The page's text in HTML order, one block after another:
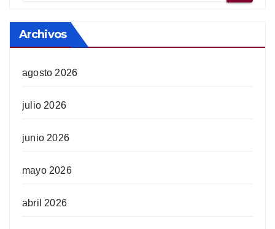
Archivos
agosto 2026
julio 2026
junio 2026
mayo 2026
abril 2026